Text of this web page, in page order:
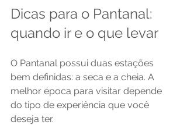
Dicas para o Pantanal:
quando ir e o que levar
O Pantanal possui duas estações
bem definidas: a seca e a cheia. A
melhor época para visitar depende
do tipo de experiência que você
deseja ter.